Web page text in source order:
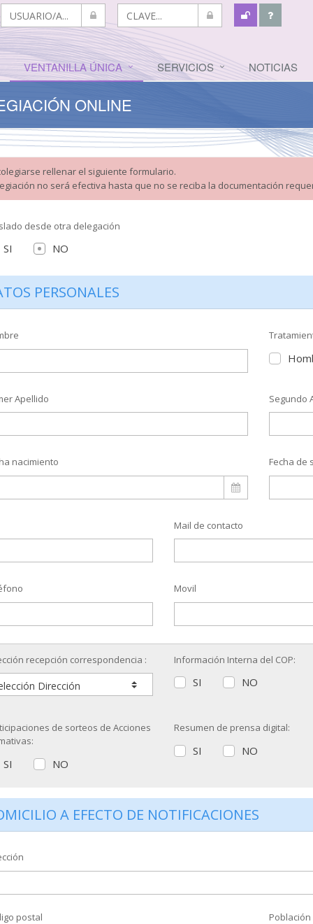
VENTANILLA ÚNICA SERVICIOS NOTICIAS
ONLINE
rellenar el siguiente formulario.
no será efectiva hasta que no se reciba la documentación
desde otra delegación
SI NO
PERSONALES
Apellido Segundo
nacimiento Fecha de
Mail de contacto
Movil
recepción correspondencia : Información Interna del COP:
SI NO
de sorteos de Acciones
SI NO
Resumen de prensa digital:
SI NO
A EFECTO DE NOTIFICACIONES
postal Población